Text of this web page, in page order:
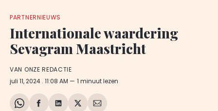
PARTNERNIEUWS
Internationale waardering
Sevagram Maastricht
VAN ONZE REDACTIE
juli 11, 2024 . 11:08 AM 1 minuut lezen
ShareDelenDelenShareDeel